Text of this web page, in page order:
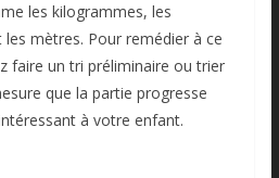
les kilogrammes, les
mètres. Pour remédier à ce
faire un tri préliminaire ou trier
que la partie progresse
à votre enfant.